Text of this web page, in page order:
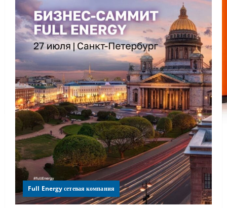
Full Energy сетевая компания